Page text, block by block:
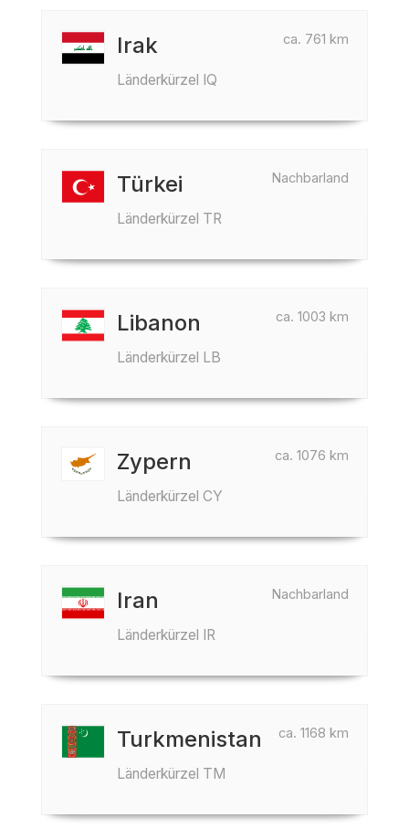
ca. 761 km
Irak
Länderkürzel IQ
Nachbarland
Türkei
Länderkürzel TR
ca. 1003 km
Libanon
Länderkürzel LB
ca. 1076 km
Zypern
Länderkürzel CY
Nachbarland
Iran
Länderkürzel IR
ca. 1168 km
Turkmenistan
Länderkürzel TM